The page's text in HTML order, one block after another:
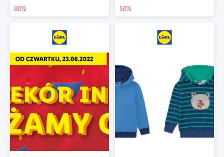
80% 50%